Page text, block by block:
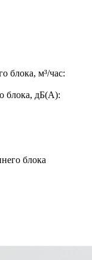
блока, м³/час:
блока, дБ(А):
блока